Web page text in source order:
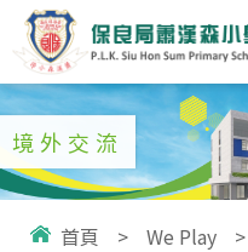
境外交流
首頁 > We Play >